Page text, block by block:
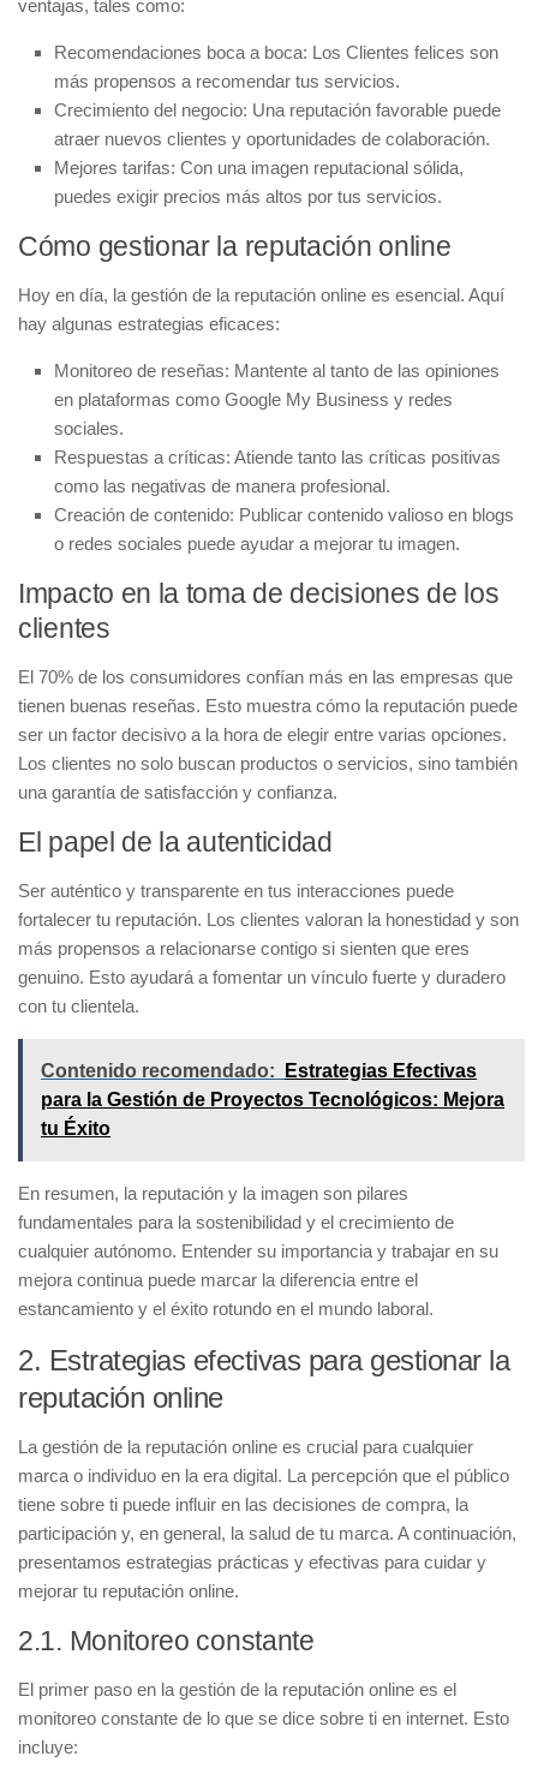
ventajas, tales como:
Recomendaciones boca a boca: Los Clientes felices son
más propensos a recomendar tus servicios.
Crecimiento del negocio: Una reputación favorable puede
atraer nuevos clientes y oportunidades de colaboración.
Mejores tarifas: Con una imagen reputacional sólida,
puedes exigir precios más altos por tus servicios.
Cómo gestionar la reputación online
Hoy en día, la gestión de la reputación online es esencial. Aquí
hay algunas estrategias eficaces:
Monitoreo de reseñas: Mantente al tanto de las opiniones
en plataformas como Google My Business y redes
sociales.
Respuestas a críticas: Atiende tanto las críticas positivas
como las negativas de manera profesional.
Creación de contenido: Publicar contenido valioso en blogs
o redes sociales puede ayudar a mejorar tu imagen.
Impacto en la toma de decisiones de los
clientes
El 70% de los consumidores confían más en las empresas que
tienen buenas reseñas. Esto muestra cómo la reputación puede
ser un factor decisivo a la hora de elegir entre varias opciones.
Los clientes no solo buscan productos o servicios, sino también
una garantía de satisfacción y confianza.
El papel de la autenticidad
Ser auténtico y transparente en tus interacciones puede
fortalecer tu reputación. Los clientes valoran la honestidad y son
más propensos a relacionarse contigo si sienten que eres
genuino. Esto ayudará a fomentar un vínculo fuerte y duradero
con tu clientela.
Contenido recomendado:
Estrategias Efectivas
para la Gestión de Proyectos Tecnológicos: Mejora
tu Éxito
En resumen, la reputación y la imagen son pilares
fundamentales para la sostenibilidad y el crecimiento de
cualquier autónomo. Entender su importancia y trabajar en su
mejora continua puede marcar la diferencia entre el
estancamiento y el éxito rotundo en el mundo laboral.
2. Estrategias efectivas para gestionar la
reputación online
La gestión de la reputación online es crucial para cualquier
marca o individuo en la era digital. La percepción que el público
tiene sobre ti puede influir en las decisiones de compra, la
participación y, en general, la salud de tu marca. A continuación,
presentamos estrategias prácticas y efectivas para cuidar y
mejorar tu reputación online.
2.1. Monitoreo constante
El primer paso en la gestión de la reputación online es el
monitoreo constante de lo que se dice sobre ti en internet. Esto
incluye: